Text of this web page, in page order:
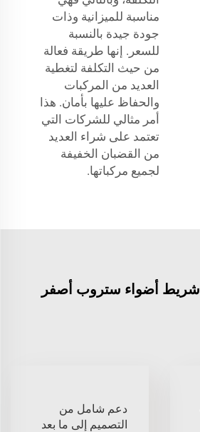
مناسبة للميزانية وذات
جودة جيدة بالنسبة
للسعر. إنها طريقة فعالة
من حيث التكلفة لتغطية
العديد من المركبات
والحفاظ عليها بأمان. هذا
أمر مثالي للشركات التي
تعتمد على شراء العديد
من القضبان الخفيفة
لجميع مركباتها.
Why choose LIYI شريط أضواء ستروب أصفر
دعم شامل من
التصميم إلى ما بعد